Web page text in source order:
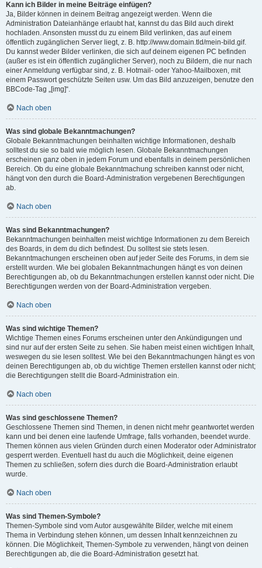
Kann ich Bilder in meine Beiträge einfügen?
Ja, Bilder können in deinem Beitrag angezeigt werden. Wenn die
Administration Dateianhänge erlaubt hat, kannst du das Bild auch direkt
hochladen. Ansonsten musst du zu einem Bild verlinken, das auf einem
öffentlich zugänglichen Server liegt, z. B. http://www.domain.tld/mein-bild.gif.
Du kannst weder Bilder verlinken, die sich auf deinem eigenen PC befinden
(außer es ist ein öffentlich zugänglicher Server), noch zu Bildern, die nur nach
einer Anmeldung verfügbar sind, z. B. Hotmail- oder Yahoo-Mailboxen, mit
einem Passwort geschützte Seiten usw. Um das Bild anzuzeigen, benutze den
BBCode-Tag „[img]“.
Nach oben
Was sind globale Bekanntmachungen?
Globale Bekanntmachungen beinhalten wichtige Informationen, deshalb
solltest du sie so bald wie möglich lesen. Globale Bekanntmachungen
erscheinen ganz oben in jedem Forum und ebenfalls in deinem persönlichen
Bereich. Ob du eine globale Bekanntmachung schreiben kannst oder nicht,
hängt von den durch die Board-Administration vergebenen Berechtigungen
ab.
Nach oben
Was sind Bekanntmachungen?
Bekanntmachungen beinhalten meist wichtige Informationen zu dem Bereich
des Boards, in dem du dich befindest. Du solltest sie stets lesen.
Bekanntmachungen erscheinen oben auf jeder Seite des Forums, in dem sie
erstellt wurden. Wie bei globalen Bekanntmachungen hängt es von deinen
Berechtigungen ab, ob du Bekanntmachungen erstellen kannst oder nicht. Die
Berechtigungen werden von der Board-Administration vergeben.
Nach oben
Was sind wichtige Themen?
Wichtige Themen eines Forums erscheinen unter den Ankündigungen und
sind nur auf der ersten Seite zu sehen. Sie haben meist einen wichtigen Inhalt,
weswegen du sie lesen solltest. Wie bei den Bekanntmachungen hängt es von
deinen Berechtigungen ab, ob du wichtige Themen erstellen kannst oder nicht;
die Berechtigungen stellt die Board-Administration ein.
Nach oben
Was sind geschlossene Themen?
Geschlossene Themen sind Themen, in denen nicht mehr geantwortet werden
kann und bei denen eine laufende Umfrage, falls vorhanden, beendet wurde.
Themen können aus vielen Gründen durch einen Moderator oder Administrator
gesperrt werden. Eventuell hast du auch die Möglichkeit, deine eigenen
Themen zu schließen, sofern dies durch die Board-Administration erlaubt
wurde.
Nach oben
Was sind Themen-Symbole?
Themen-Symbole sind vom Autor ausgewählte Bilder, welche mit einem
Thema in Verbindung stehen können, um dessen Inhalt kennzeichnen zu
können. Die Möglichkeit, Themen-Symbole zu verwenden, hängt von deinen
Berechtigungen ab, die die Board-Administration gesetzt hat.